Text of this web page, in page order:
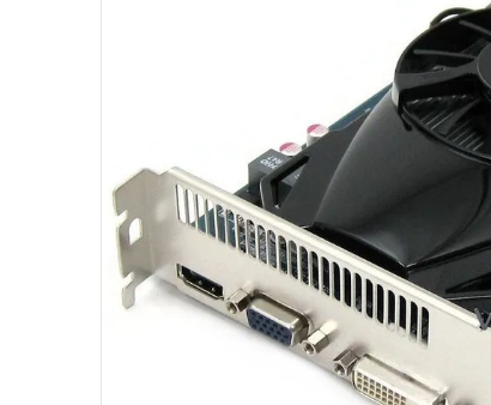
10º jonsbo